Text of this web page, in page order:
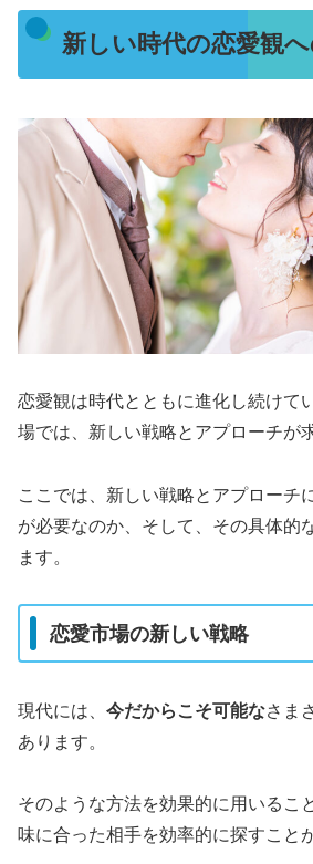
新しい時代の恋愛観
恋愛観は時代とともに進化し続けて
場では、新しい戦略とアプローチが
ここでは、新しい戦略とアプローチ
が必要なのか、そして、その具体的
ます。
恋愛市場の新しい戦略
現代には、 今だからこそ可能なさま
あります。
そのような方法を効果的に用いるこ
味に合った相手を効率的に探すこと